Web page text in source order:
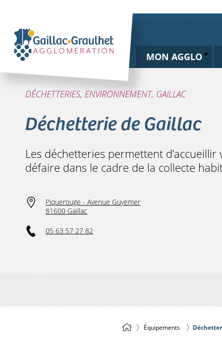
MON AGGLO
DÉCHETTERIES, ENVIRONNEMENT, GAILLAC
Déchetterie de Gaillac
Les déchetteries permettent
défaire dans le cadre de la collecte
Piquerouge - Avenue Guyemer
81600 Gaillac
05 63 57 27 82
Équipements